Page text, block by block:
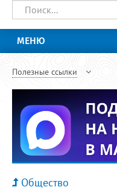
МЕНЮ
Полезные ссылки
Общество